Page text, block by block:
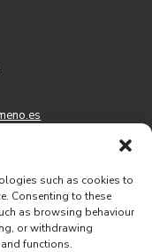
such as cookies to
Consenting to these
as browsing behaviour
or withdrawing
functions.